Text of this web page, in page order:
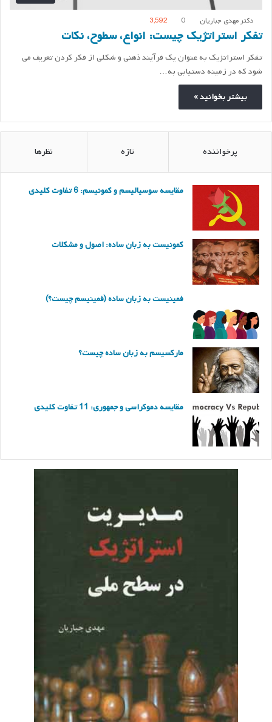
دکتر مهدی جباریان 0
3,592
تفکر استراتژیک چیست: انواع، سطوح، نکات
تفکر استراتژیک به عنوان یک فرآیند ذهنی و شکلی از فکر کردن تعریف می
شود که در زمینه دستیابی به…
بیشتر بخوانید »
پرخواننده تازه نظرها
مقایسه سوسیالیسم و کمونیسم: 6 تفاوت کلیدی
کمونیست به زبان ساده: اصول و مشکلات
فمینیست به زبان ساده (فمینیسم چیست؟)
مارکسیسم به زبان ساده چیست؟
مقایسه دموکراسی و جمهوری: 11 تفاوت کلیدی